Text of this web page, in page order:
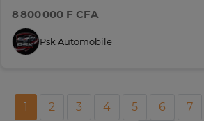
8 800 000 F CFA
Psk Automobile
1 2 3 4 5 6 7